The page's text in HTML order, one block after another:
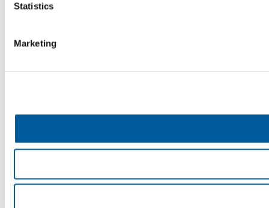
Statistics
Marketing